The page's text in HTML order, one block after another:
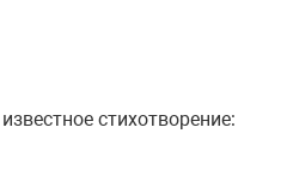
стихотворение: